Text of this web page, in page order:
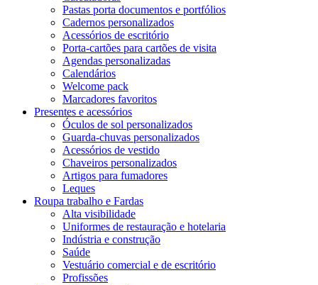
Pastas porta documentos e portfólios
Cadernos personalizados
Acessórios de escritório
Porta-cartões para cartões de visita
Agendas personalizadas
Calendários
Welcome pack
Marcadores favoritos
Presentes e acessórios
Óculos de sol personalizados
Guarda-chuvas personalizados
Acessórios de vestido
Chaveiros personalizados
Artigos para fumadores
Leques
Roupa trabalho e Fardas
Alta visibilidade
Uniformes de restauração e hotelaria
Indústria e construção
Saúde
Vestuário comercial e de escritório
Profissões